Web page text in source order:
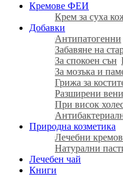
Кремове ФЕИ
Крем за суха
Добавки
Антипатогенни
Забавяне на
За спокоен сън
За мозъка и
Грижа за
Разширени
При висок
Природна козметика
Лечебни
Натурални
Лечебен чай
Книги